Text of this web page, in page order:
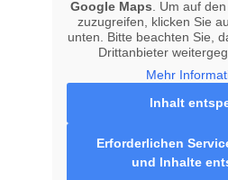
VERANSTALTUNGSORT
Bären Apotheke
Google Maps . Um auf
zuzugreifen, klicken Sie
unten. Bitte beachten Sie,
Drittanbieter
Mehr
Inhalt
Erforderlichen
und Inhalte